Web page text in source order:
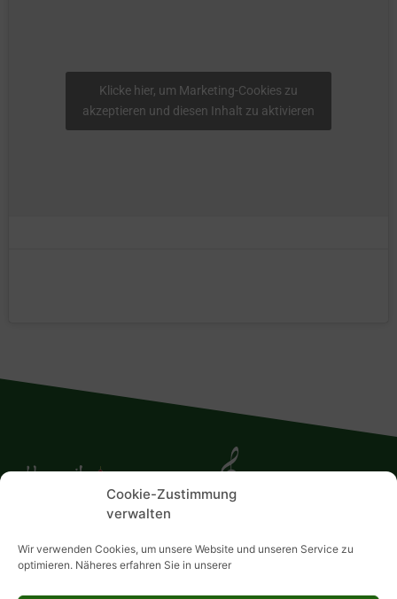
Cookie-Zustimmung
verwalten
Wir verwenden Cookies, um unsere Website und unseren Service zu
optimieren. Näheres erfahren Sie in unserer
Klicke hier, um Marketing-Cookies zu
akzeptieren und diesen Inhalt zu aktivieren
Home